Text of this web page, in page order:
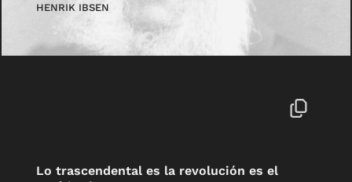
HENRIK IBSEN
Lo trascendental es la revolución es el